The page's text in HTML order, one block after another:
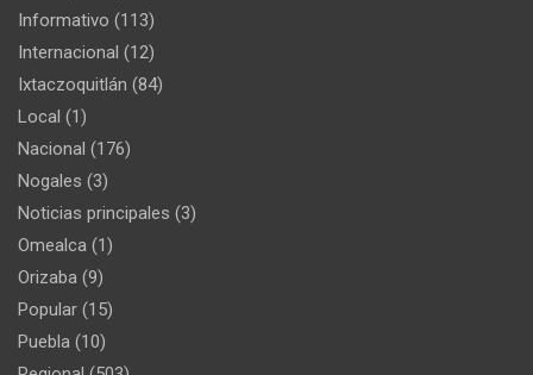
Informativo (113)
Internacional (12)
Ixtaczoquitlán (84)
Local (1)
Nacional (176)
Nogales (3)
Noticias principales (3)
Omealca (1)
Orizaba (9)
Popular (15)
Puebla (10)